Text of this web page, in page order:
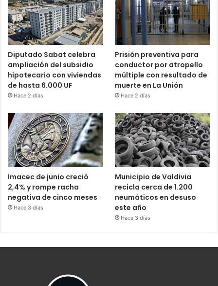
Diputado Sabat celebra
ampliación del subsidio
hipotecario con viviendas
de hasta 6.000 UF
Hace 2 días
Prisión preventiva para
conductor por atropello
múltiple con resultado de
muerte en La Unión
Hace 2 días
Imacec de junio creció
2,4% y rompe racha
negativa de cinco meses
Hace 3 días
Municipio de Valdivia
recicla cerca de 1.200
neumáticos en desuso
este año
Hace 3 días